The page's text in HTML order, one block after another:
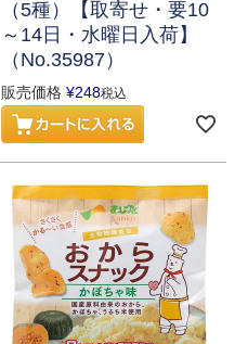
（5種）【取寄せ・要10
～14日・水曜日入荷】
（No.35987）
販売価格 ¥248税込